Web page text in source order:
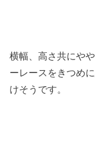
横幅、高さ共にや
ーレースをきつめ
けそうです。